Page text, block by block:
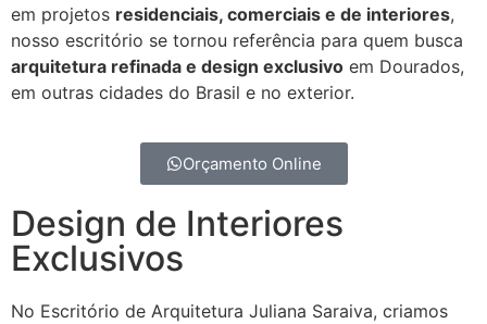
em projetos residenciais, comerciais e de interiores,
nosso escritório se tornou referência para quem busca
arquitetura refinada e design exclusivo em Dourados,
em outras cidades do Brasil e no exterior.
Orçamento Online
Design de Interiores
Exclusivos
No Escritório de Arquitetura Juliana Saraiva, criamos